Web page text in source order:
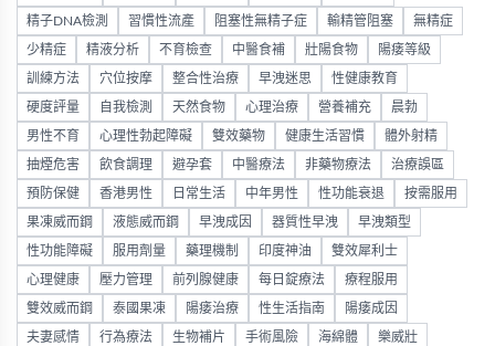
精子DNA檢測 習慣性流產 阻塞性無精子症 輸精管阻塞 無精症
少精症 精液分析 不育檢查 中醫食補 壯陽食物 陽痿等級
訓練方法 穴位按摩 整合性治療 早洩迷思 性健康教育
硬度評量 自我檢測 天然食物 心理治療 營養補充 晨勃
男性不育 心理性勃起障礙 雙效藥物 健康生活習慣 體外射精
抽煙危害 飲食調理 避孕套 中醫療法 非藥物療法 治療誤區
預防保健 香港男性 日常生活 中年男性 性功能衰退 按需服用
果凍威而鋼 液態威而鋼 早洩成因 器質性早洩 早洩類型
性功能障礙 服用劑量 藥理機制 印度神油 雙效犀利士
心理健康 壓力管理 前列腺健康 每日錠療法 療程服用
雙效威而鋼 泰國果凍 陽痿治療 性生活指南 陽痿成因
夫妻感情 行為療法 生物補片 手術風險 海綿體 樂威壯